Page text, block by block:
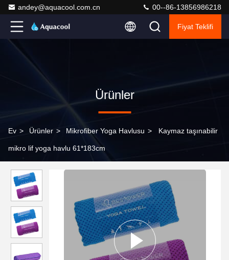
andey@aquacool.com.cn 00--86-13856986218
Fiyat Teklifi
Ürünler
Ev > Ürünler > Mikrofiber Yoga Havlusu > Kaymaz taşınabilir
mikro lif yoga havlu 61*183cm